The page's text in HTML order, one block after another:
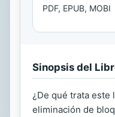
PDF, EPUB, MOBI
Sinopsis del
¿De qué trata este
eliminación de